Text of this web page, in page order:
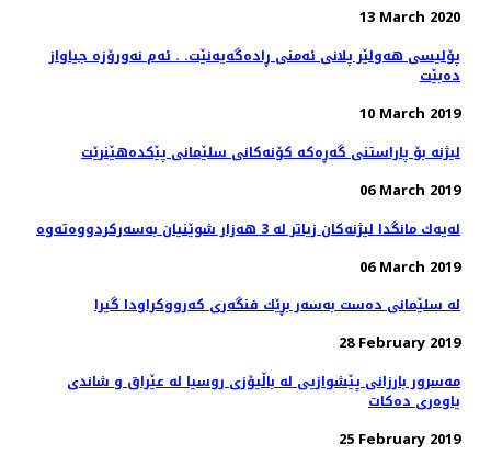
13 March 2020
پۆلیسی هەولێر پلانی ئەمنی ڕادەگەیەنێت. . ئەم نەورۆزە جیاواز
دەبێت
10 March 2019
لیژنە بۆ پاراستنی گەڕەكە كۆنەكانی سلێمانی پێكدەهێنرێت
06 March 2019
06 March 2019
له‌ سلێمانی ده‌ست به‌سه‌ر بڕێك فنگه‌ری كه‌رووكراودا گیرا
28 February 2019
مه‌سرور بارزانی پێشوازیی لە باڵیۆزی روسیا لە عێراق و شاندی
یاوه‌ری ده‌كات
25 February 2019